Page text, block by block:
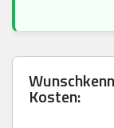
Kosten: